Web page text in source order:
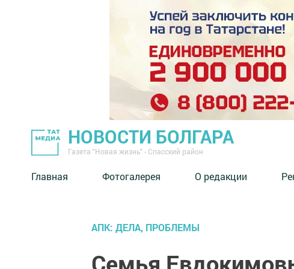
НОВОСТИ БОЛГАРА
Газета "Новая жизнь" - Спасский район
Главная Фотогалерея О редакции
АПК: ДЕЛА, ПРОБЛЕМЫ
Семья